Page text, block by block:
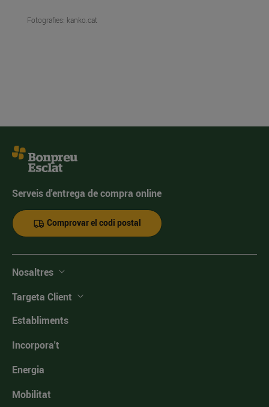
Fotografies: kanko.cat
Serveis d'entrega de compra online
Comprovar el codi postal
Nosaltres
Targeta Client
Establiments
Incorpora't
Energia
Mobilitat